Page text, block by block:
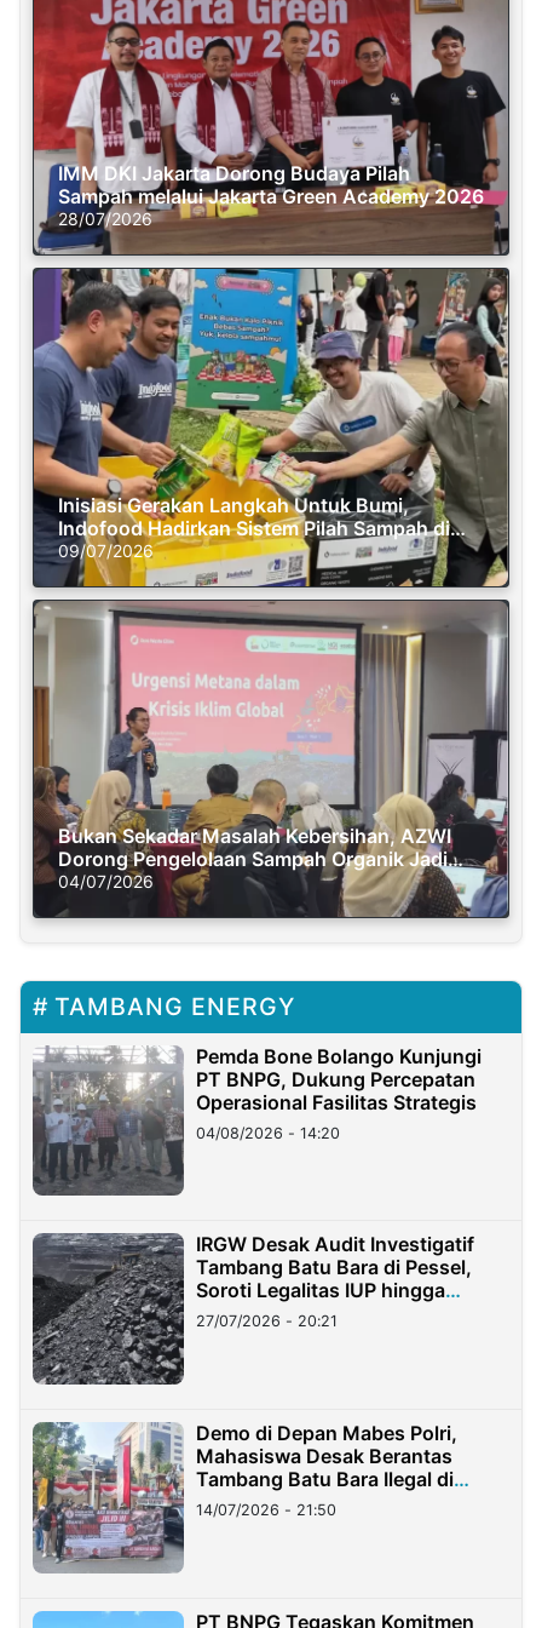
IMM DKI Jakarta Dorong Budaya Pilah
Sampah melalui Jakarta Green Academy 2026
28/07/2026
Inisiasi Gerakan Langkah Untuk Bumi,
Indofood Hadirkan Sistem Pilah Sampah di
Semasa Piknik
09/07/2026
Bukan Sekadar Masalah Kebersihan, AZWI
Dorong Pengelolaan Sampah Organik Jadi
Solusi Krisis Iklim
04/07/2026
TAMBANG ENERGY
Pemda Bone Bolango Kunjungi
PT BNPG, Dukung Percepatan
Operasional Fasilitas Strategis
04/08/2026 - 14:20
IRGW Desak Audit Investigatif
Tambang Batu Bara di Pessel,
Soroti Legalitas IUP hingga
Stockpile
27/07/2026 - 20:21
Demo di Depan Mabes Polri,
Mahasiswa Desak Berantas
Tambang Batu Bara Ilegal di
Lampung
14/07/2026 - 21:50
PT BNPG Tegaskan Komitmen